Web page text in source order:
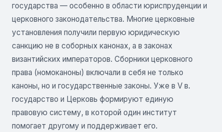
государства — особенно в области юриспруденции и
церковного законодательства. Многие церковные
установления получили первую юридическую
санкцию не в соборных канонах, а в законах
византийских императоров. Сборники церковного
права (номоканоны) включали в себя не только
каноны, но и государственные законы. Уже в V в.
государство и Церковь формируют единую
правовую систему, в которой один институт
помогает другому и поддерживает его.